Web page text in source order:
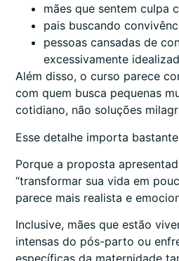
mães que sentem culpa
pais buscando
pessoas cansadas de
excessivamente
Além disso, o curso parece
com quem busca pequenas
cotidiano, não soluções
Esse detalhe importa
Porque a proposta
“transformar sua vida em
parece mais realista e
Inclusive, mães que estão
intensas do pós-parto ou